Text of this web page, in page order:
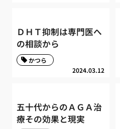
ＤＨＴ抑制は専門医へ
の相談から
2024.03.12
かつら
五十代からのＡＧＡ治
療その効果と現実